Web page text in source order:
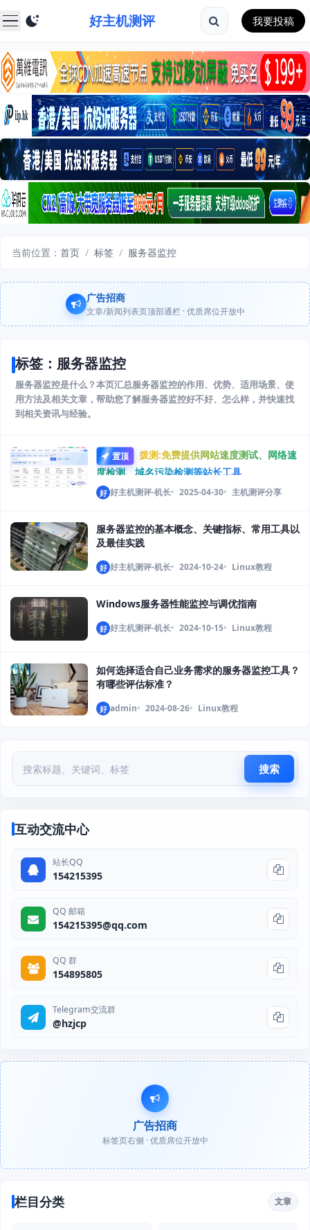
好主机测评 我要投稿
当前位置： 首页 / 标签 / 服务器监控
广告招商
文章/新闻列表页顶部通栏 · 优质席位开放中
标签：服务器监控
服务器监控是什么？本页汇总服务器监控的作用、优势、适用场景、使
用方法及相关文章，帮助您了解服务器监控好不好、怎么样，并快速找
到相关资讯与经验。
置顶
拨测:免费提供网站速度测试、网络速
度检测、域名污染检测等站长工具
好 好主机测评-机长 2025-04-30 主机测评分享
服务器监控的基本概念、关键指标、常用工具以
及最佳实践
好 好主机测评-机长 2024-10-24 Linux教程
Windows服务器性能监控与调优指南
好 好主机测评-机长 2024-10-15 Linux教程
如何选择适合自己业务需求的服务器监控工具？
有哪些评估标准？
好 admin 2024-08-26 Linux教程
搜索
互动交流中心
站长QQ
154215395
QQ 邮箱
154215395@qq.com
QQ 群
154895805
Telegram交流群
@hzjcp
广告招商
标签页右侧 · 优质席位开放中
栏目分类 文章